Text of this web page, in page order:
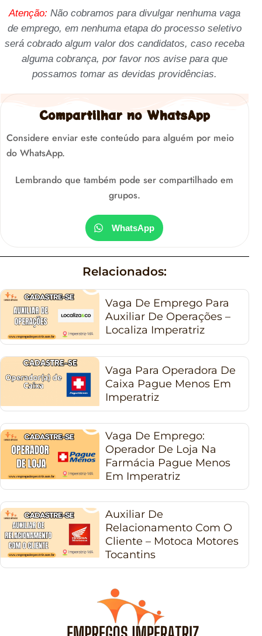
Atenção: Não cobramos para divulgar nenhuma vaga
de emprego, em nenhuma etapa do processo seletivo
será cobrado algum valor dos candidatos, caso receba
alguma cobrança, por favor nos avise para que
possamos tomar as devidas providências.
Compartilhar no WhatsApp
Considere enviar este conteúdo para alguém por meio
do WhatsApp.
Lembrando que também pode ser compartilhado em
grupos.
WhatsApp
Relacionados:
Vaga De Emprego Para
Auxiliar De Operações –
Localiza Imperatriz
Vaga Para Operadora De
Caixa Pague Menos Em
Imperatriz
Vaga De Emprego:
Operador De Loja Na
Farmácia Pague Menos
Em Imperatriz
Auxiliar De
Relacionamento Com O
Cliente – Motoca Motores
Tocantins